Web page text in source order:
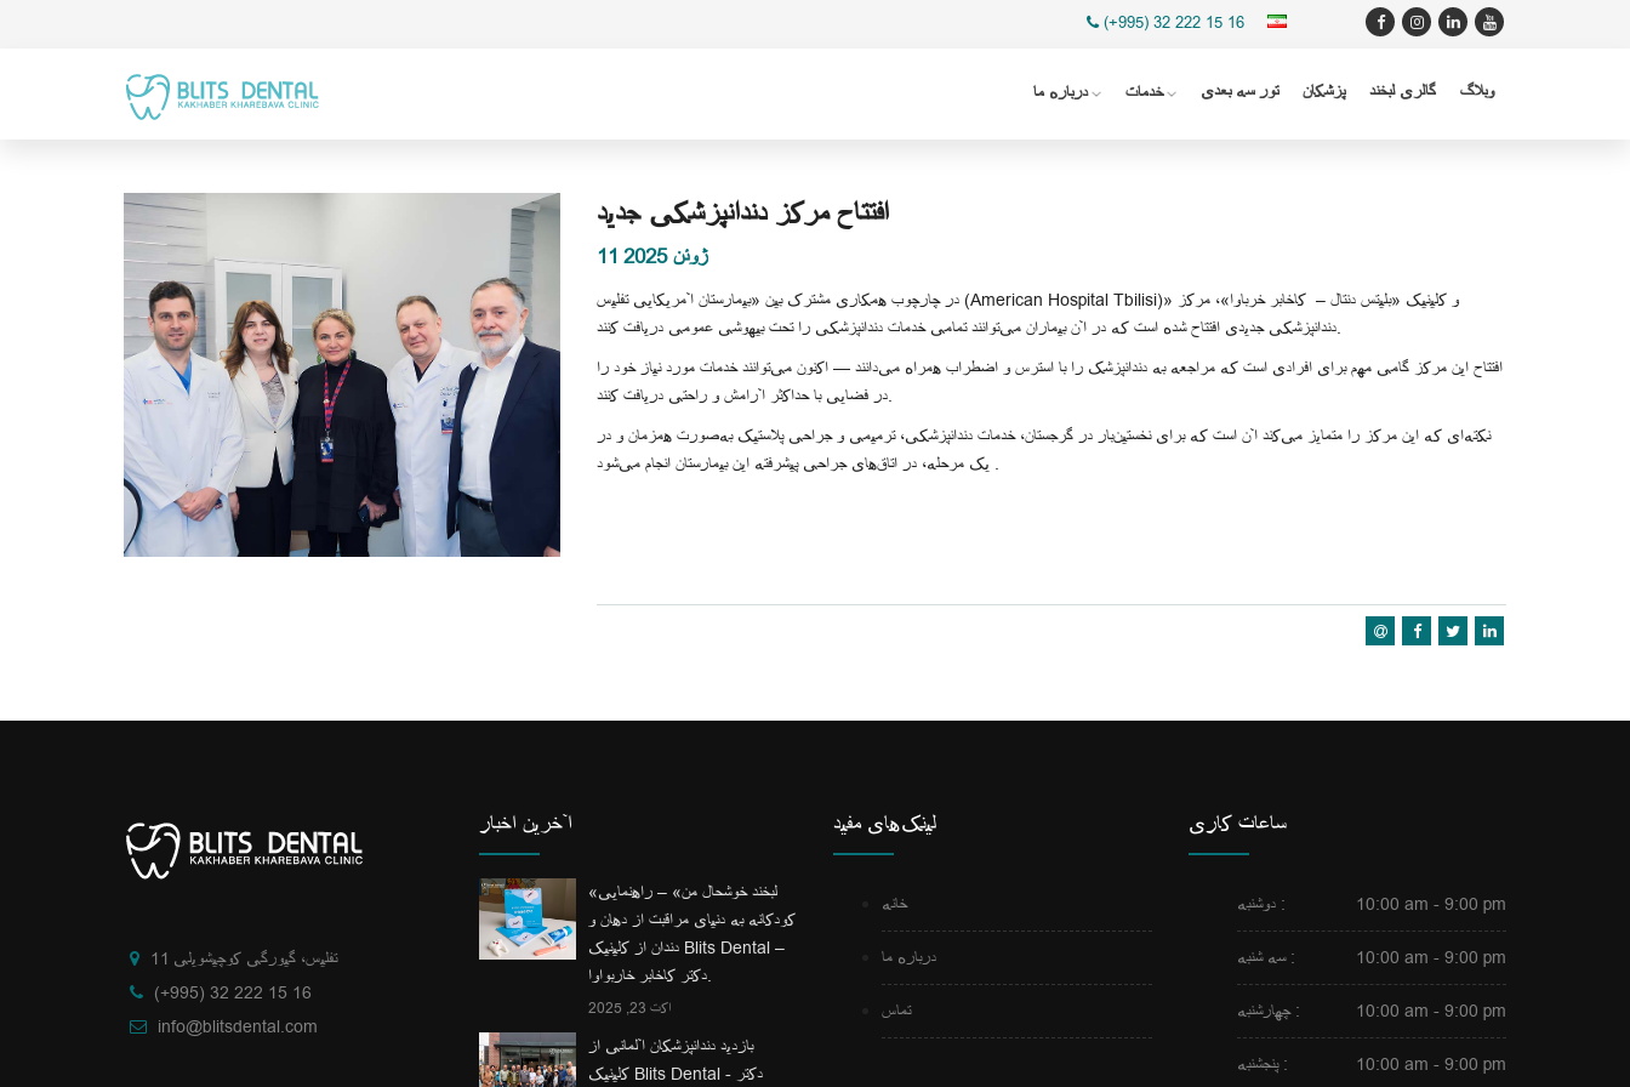
(+995) 32 222 15 16
درباره ما خدمات تور سه بعدی پزشکان گالری لبخند وبلاگ
افتتاح مرکز دندانپزشکی جدید
11 ژوئن 2025
در چارچوب همکاری مشترک بین «بیمارستان آمریکایی تفلیس (American Hospital Tbilisi)» و کلینیک «بلیتس دنتال – کاخابر خرباوا»، مرکز
دندانپزشکی جدیدی افتتاح شده است که در آن بیماران می‌توانند تمامی خدمات دندانپزشکی را تحت بیهوشی عمومی دریافت کنند.
افتتاح این مرکز گامی مهم برای افرادی است که مراجعه به دندانپزشک را با استرس و اضطراب همراه می‌دانند — اکنون می‌توانند خدمات مورد نیاز خود را
در فضایی با حداکثر آرامش و راحتی دریافت کنند.
نکته‌ای که این مرکز را متمایز می‌کند آن است که برای نخستین‌بار در گرجستان، خدمات دندانپزشکی، ترمیمی و جراحی پلاستیک به‌صورت همزمان و در
یک مرحله، در اتاق‌های جراحی پیشرفته این بیمارستان انجام می‌شود .
تفلیس، گیورگی کوچیشویلی 11
(+995) 32 222 15 16
info@blitsdental.com
آخرین اخبار
«لبخند خوشحال من» – راهنمایی
کودکانه به دنیای مراقبت از دهان و
دندان از کلینیک Blits Dental –
دکتر کاخابر خاربواوا.
اکت 23, 2025
بازدید دندانپزشکان آلمانی از
کلینیک Blits Dental - دکتر
لینک‌های مفید
خانه
درباره ما
تماس
ساعات کاری
دوشنبه : 10:00 am - 9:00 pm
سه شنبه : 10:00 am - 9:00 pm
چهارشنبه : 10:00 am - 9:00 pm
پنجشنبه : 10:00 am - 9:00 pm